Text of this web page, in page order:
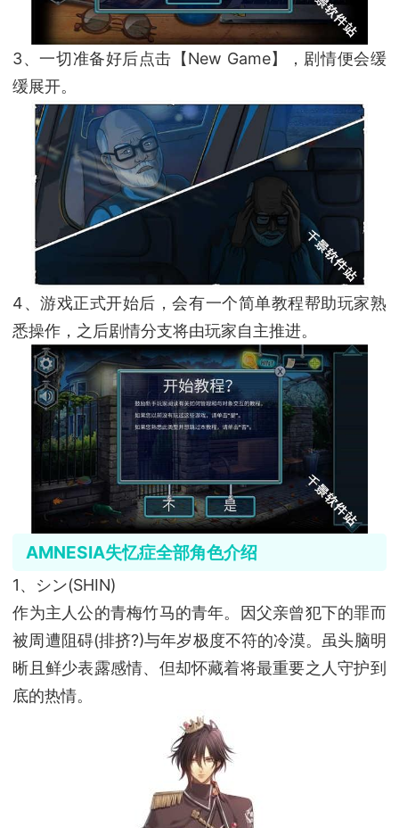
3、一切准备好后点击【New Game】，剧情便会缓
缓展开。
4、游戏正式开始后，会有一个简单教程帮助玩家熟
悉操作，之后剧情分支将由玩家自主推进。
AMNESIA失忆症全部角色介绍
1、シン(SHIN)
作为主人公的青梅竹马的青年。因父亲曾犯下的罪而
被周遭阻碍(排挤?)与年岁极度不符的冷漠。虽头脑明
晰且鲜少表露感情、但却怀藏着将最重要之人守护到
底的热情。